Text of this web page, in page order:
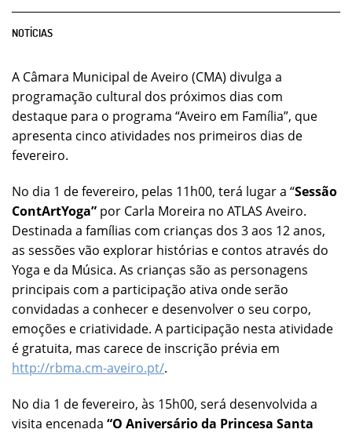
NOTÍCIAS
A Câmara Municipal de Aveiro (CMA) divulga a
programação cultural dos próximos dias com
destaque para o programa “Aveiro em Família”, que
apresenta cinco atividades nos primeiros dias de
fevereiro.
No dia 1 de fevereiro, pelas 11h00, terá lugar a “Sessão
ContArtYoga” por Carla Moreira no ATLAS Aveiro.
Destinada a famílias com crianças dos 3 aos 12 anos,
as sessões vão explorar histórias e contos através do
Yoga e da Música. As crianças são as personagens
principais com a participação ativa onde serão
convidadas a conhecer e desenvolver o seu corpo,
emoções e criatividade. A participação nesta atividade
é gratuita, mas carece de inscrição prévia em
http://rbma.cm-aveiro.pt/.
No dia 1 de fevereiro, às 15h00, será desenvolvida a
visita encenada “O Aniversário da Princesa Santa